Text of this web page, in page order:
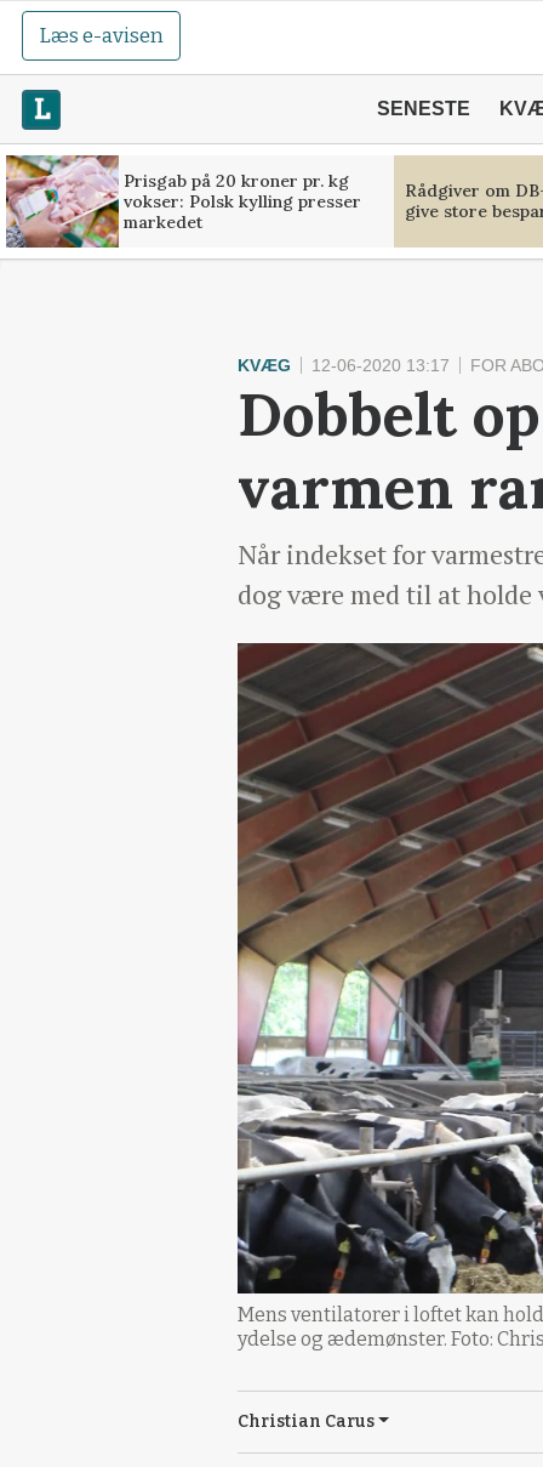
Læs e-avisen
SENESTE
Prisgab på 20 kroner pr. kg
vokser: Polsk kylling presser
markedet
Rådgiver om
give store
KVÆG 12-06-2020 13:17 FOR
Dobbelt
varmen
Når indekset for
dog være med til at holde
Mens ventilatorer i loftet kan
ydelse og ædemønster. Foto:
Christian Carus